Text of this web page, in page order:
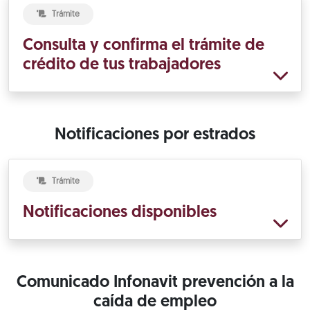
Trámite
Consulta y confirma el trámite de
crédito de tus trabajadores
Notificaciones por estrados
Trámite
Notificaciones disponibles
Comunicado Infonavit prevención a la
caída de empleo